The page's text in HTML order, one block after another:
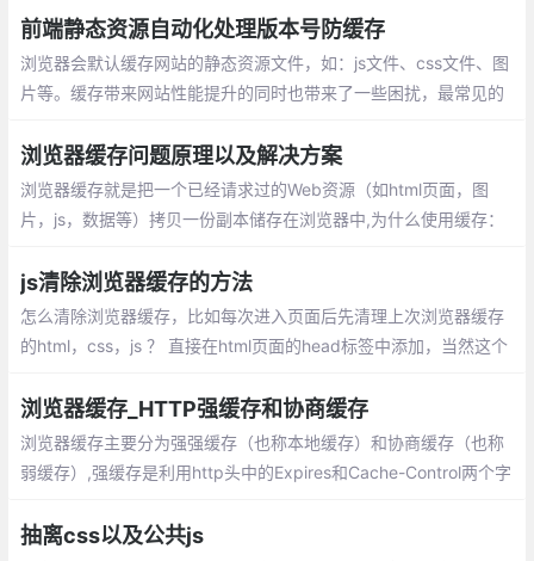
前端静态资源自动化处理版本号防缓存
浏览器会默认缓存网站的静态资源文件，如：js文件、css文件、图
片等。缓存带来网站性能提升的同时也带来了一些困扰，最常见的
看到新版本的变化，严重影响了用户体验。
浏览器缓存问题原理以及解决方案
浏览器缓存就是把一个已经请求过的Web资源（如html页面，图
片，js，数据等）拷贝一份副本储存在浏览器中,为什么使用缓存：
开速度
js清除浏览器缓存的方法
怎么清除浏览器缓存，比如每次进入页面后先清理上次浏览器缓存
的html，css，js ？ 直接在html页面的head标签中添加，当然这个
浏览器缓存_HTTP强缓存和协商缓存
浏览器缓存主要分为强强缓存（也称本地缓存）和协商缓存（也称
弱缓存）,强缓存是利用http头中的Expires和Cache-Control两个字
确定缓存资源是否可用.
抽离css以及公共js